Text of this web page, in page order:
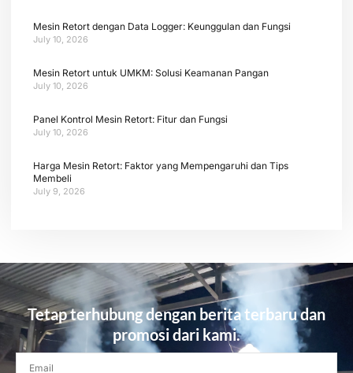
Mesin Retort dengan Data Logger: Keunggulan dan Fungsi
July 10, 2026
Mesin Retort untuk UMKM: Solusi Keamanan Pangan
July 10, 2026
Panel Kontrol Mesin Retort: Fitur dan Fungsi
July 10, 2026
Harga Mesin Retort: Faktor yang Mempengaruhi dan Tips
Membeli
July 9, 2026
Tetap terhubung dengan berita terbaru dan
promosi dari kami.